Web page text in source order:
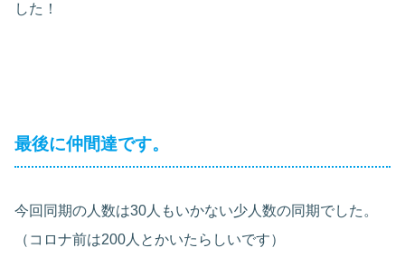
した！
最後に仲間達です。
今回同期の人数は30人もいかない少人数の同期でした。
（コロナ前は200人とかいたらしいです）